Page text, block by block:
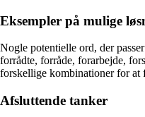
Eksempler på mulige
Nogle potentielle ord, der
forrådte, forråde, forarbejde,
forskellige kombinationer for at
Afsluttende tanker